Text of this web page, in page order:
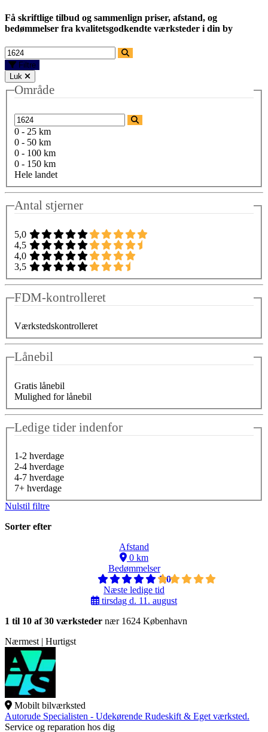
Få skriftlige tilbud og sammenlign priser, afstand, og
bedømmelser fra kvalitetsgodkendte værksteder i din by
Filtre
Luk
Område
0 - 25 km
0 - 50 km
0 - 100 km
0 - 150 km
Hele landet
Antal stjerner
5,0
4,5
4,0
3,5
FDM-kontrolleret
Værkstedskontrolleret
Lånebil
Gratis lånebil
Mulighed for lånebil
Ledige tider indenfor
1-2 hverdage
2-4 hverdage
4-7 hverdage
7+ hverdage
Nulstil filtre
Sorter efter
Afstand
0 km
Bedømmelser
5,0
Næste ledige tid
tirsdag d. 11. august
1 til 10 af 30 værksteder nær 1624 København
Nærmest | Hurtigst
Mobilt bilværksted
Autorude Specialisten - Udekørende Rudeskift & Eget værksted.
Service og reparation hos dig